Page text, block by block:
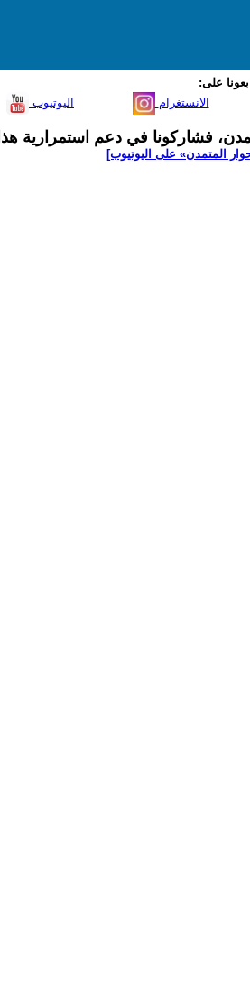
على:
اليوتيوب الانستغرام
فشاركونا في دعم استمرارية
المتمدن» على اليوتيوب]